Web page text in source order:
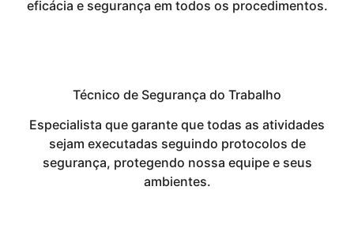
eficácia e segurança em todos os procedimentos.
Técnico de Segurança do Trabalho
Especialista que garante que todas as atividades
sejam executadas seguindo protocolos de
segurança, protegendo nossa equipe e seus
ambientes.